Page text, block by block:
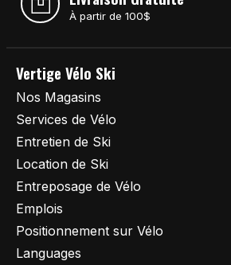
À partir de 100$
Vertige Vélo Ski
Nos Magasins
Services de Vélo
Entretien de Ski
Location de Ski
Entreposage de Vélo
Emplois
Positionnement sur Vélo
Languages